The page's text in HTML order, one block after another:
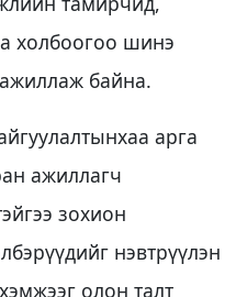
холбоогоо шинэ
байна.
арга
ажиллагч
зохион
нэвтрүүлэн
олон талт